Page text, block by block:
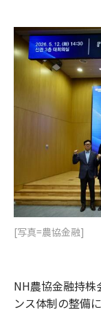
b
o
o
k
t
e
r
[写真=農協金融]
NH農協金融持株
ンス体制の整備